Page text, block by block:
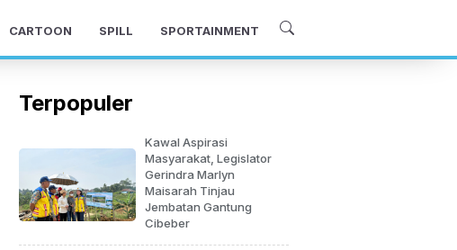
CARTOON SPILL SPORTAINMENT
Terpopuler
Kawal Aspirasi
Masyarakat, Legislator
Gerindra Marlyn
Maisarah Tinjau
Jembatan Gantung
Cibeber